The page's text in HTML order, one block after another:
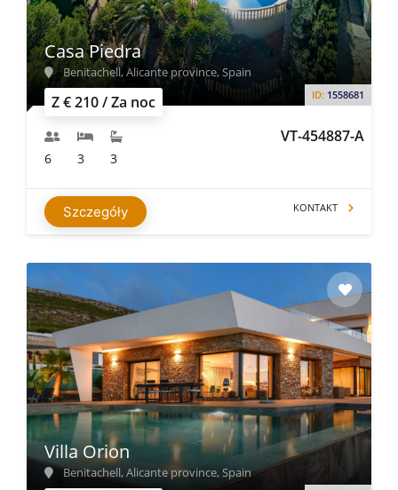
Z € 210 / Za noc ID: 1558681
VT-454887-A
Casa Piedra
Benitachell, Alicante province, Spain
6 3 3
Szczegóły KONTAKT
Villa Orion
Benitachell, Alicante province, Spain